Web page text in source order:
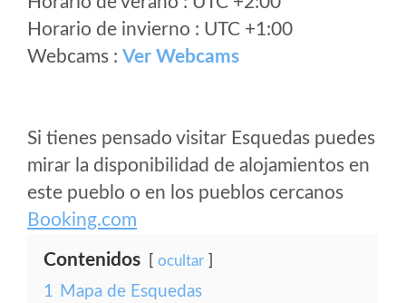
Horario de invierno : UTC +1:00
Webcams : Ver Webcams
Si tienes pensado visitar Esquedas puedes
mirar la disponibilidad de alojamientos en
este pueblo o en los pueblos cercanos
Booking.com
Contenidos ocultar
1 Mapa de Esquedas